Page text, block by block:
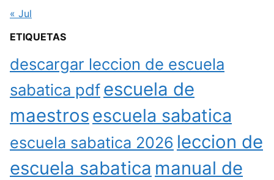
« Jul
ETIQUETAS
descargar leccion de escuela
sabatica pdfescuela de
maestros escuela sabatica
escuela sabatica 2026 leccion de
escuela sabatica manual de